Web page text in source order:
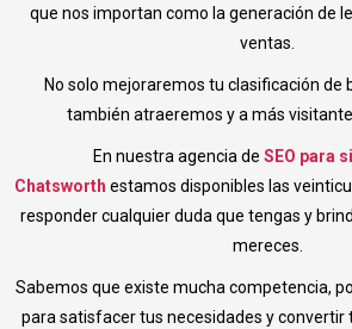
que nos importan como la generación de
ventas.
No solo mejoraremos tu clasificación de
también atraeremos y a más
En nuestra agencia de SEO para
Chatsworth estamos disponibles las
responder cualquier duda que tengas y
mereces.
Sabemos que existe mucha competencia,
para satisfacer tus necesidades y convertir